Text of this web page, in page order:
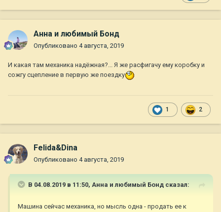
Анна и любимый Бонд
Опубликовано 4 августа, 2019
И какая там механика надёжная?... Я же расфигачу ему коробку и
сожгу сцепление в первую же поездку
1 2
Felida&Dina
Опубликовано 4 августа, 2019
В 04.08.2019 в 11:50, Анна и любимый Бонд сказал:
Машина сейчас механика, но мысль одна - продать ее к